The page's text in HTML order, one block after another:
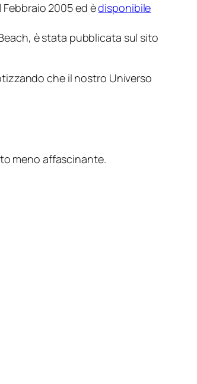
Febbraio 2005 ed èdisponibile
è stata pubblicata sul sito
che il nostro Universo
meno affascinante.